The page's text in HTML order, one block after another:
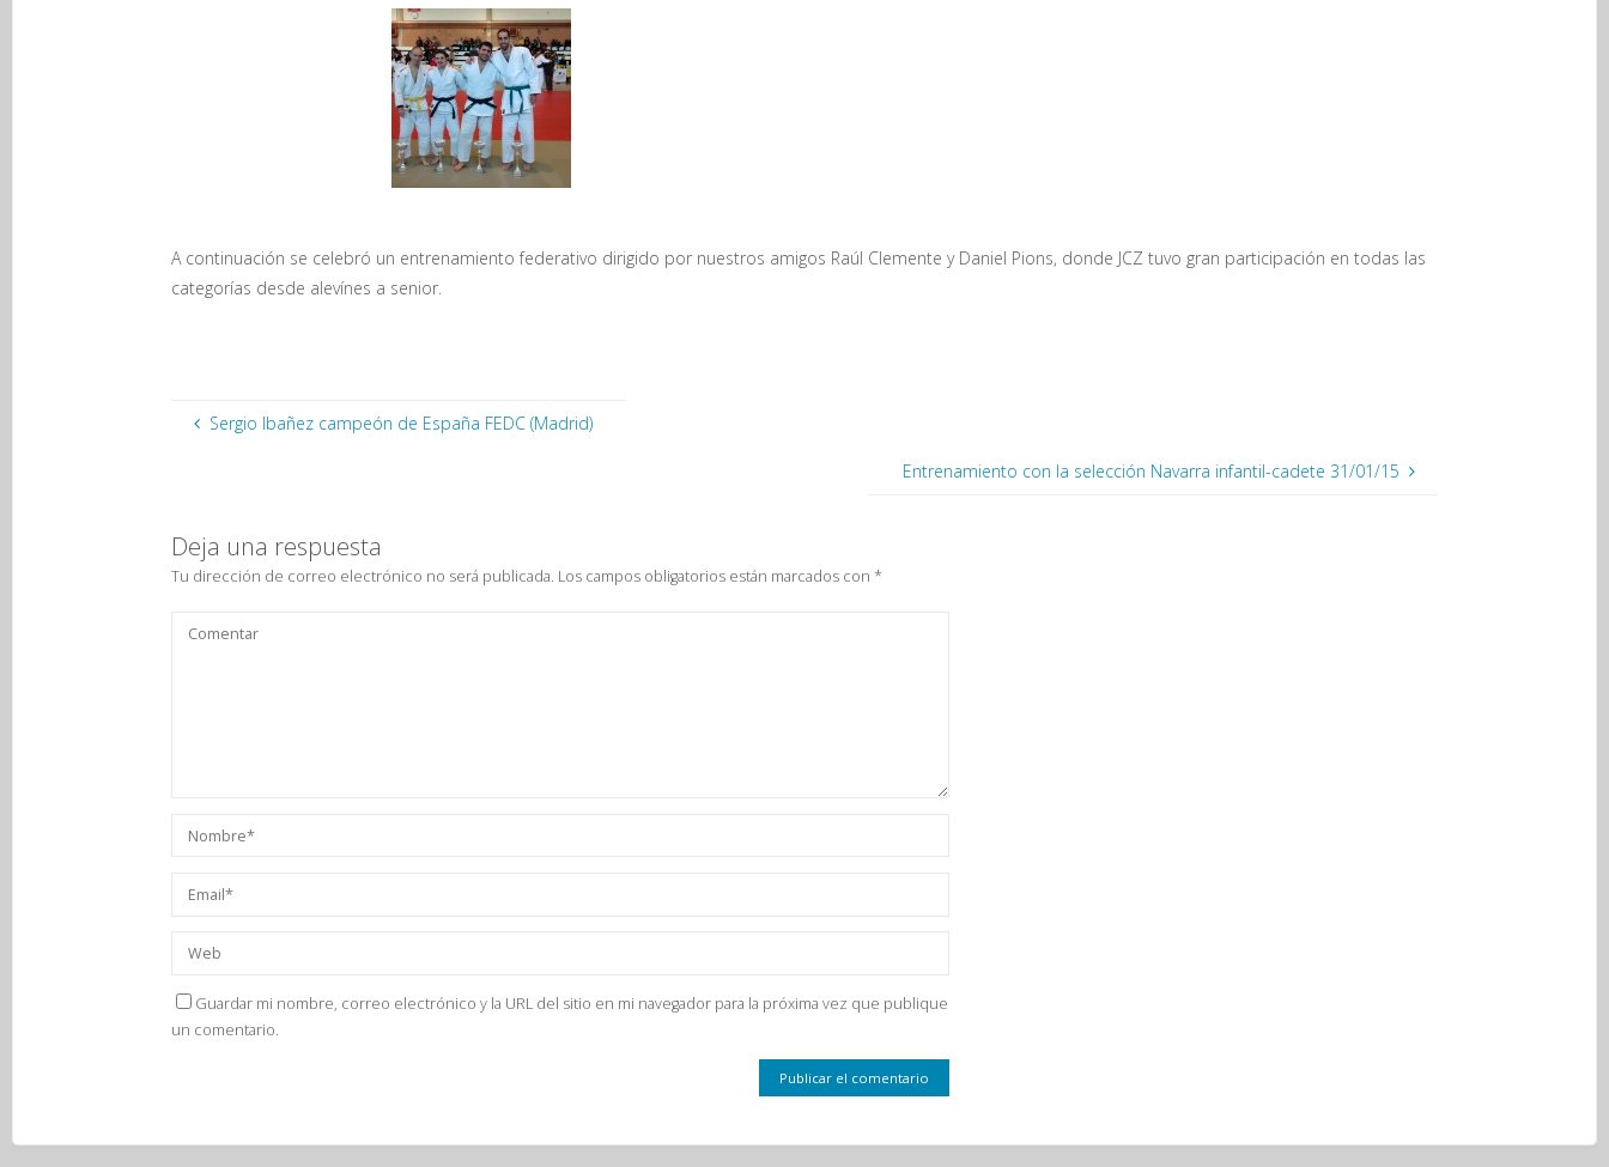
A continuación se celebró un entrenamiento federativo dirigido por nuestros amigos Raúl Clemente y Daniel Pions, donde JCZ tuvo gran participación en todas las
categorías desde alevínes a senior.
Sergio Ibañez campeón de España FEDC (Madrid)
Entrenamiento con la selección Navarra infantil-cadete 31/01/15
Deja una respuesta
Tu dirección de correo electrónico no será publicada. Los campos obligatorios están marcados con*
Guardar mi nombre, correo electrónico y la URL del sitio en mi navegador para la próxima vez que publique
un comentario.